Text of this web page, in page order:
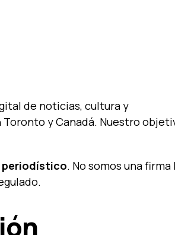
de noticias, cultura y
y Canadá. Nuestro
. No somos una firma